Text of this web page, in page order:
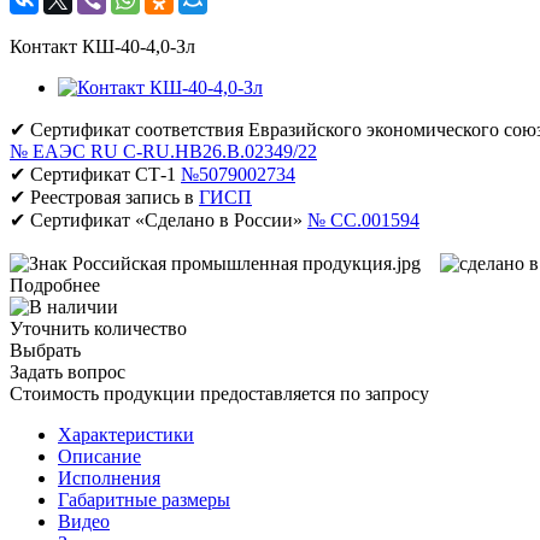
Контакт КШ-40-4,0-Зл
✔ Сертификат соответствия Евразийского экономического
№ ЕАЭС RU C-RU.НВ26.В.02349/22
✔ Сертификат СТ-1 №5079002734
✔ Реестровая запись в ГИСП
✔ Сертификат «Сделано в России» № CC.001594
Подробнее
Уточнить количество
Выбрать
Задать вопрос
Стоимость продукции предоставляется по запросу
Характеристики
Описание
Исполнения
Габаритные размеры
Видео